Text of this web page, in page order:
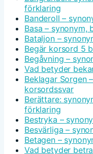
förklaring
Banderoll –
Basa – synonym,
Bataljon –
Begär korsord 5
Begåvning –
Vad betyder
Beklagar Sorgen
korsordssvar
Berättare:
förklaring
Bestryka –
Besvärliga –
Betagen –
Vad betyder